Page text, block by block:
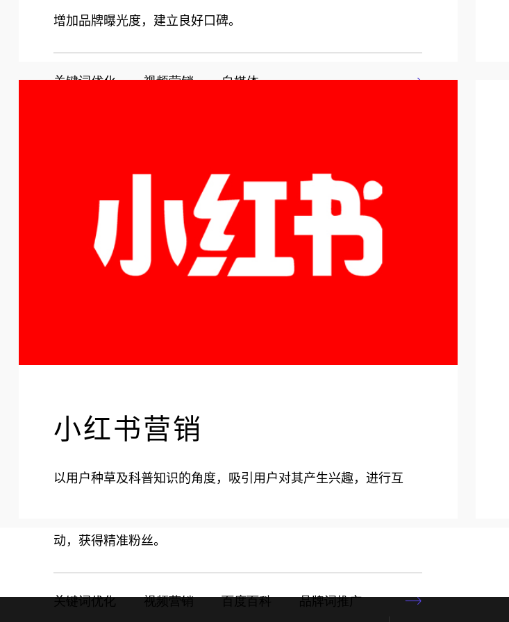
增加品牌曝光度，建立良好口碑。
关键词优化        视频营销        自媒体
小红书营销
以用户种草及科普知识的角度，吸引用户对其产生兴趣，进行互
动，获得精准粉丝。
关键词优化        视频营销        百度百科        品牌词推广